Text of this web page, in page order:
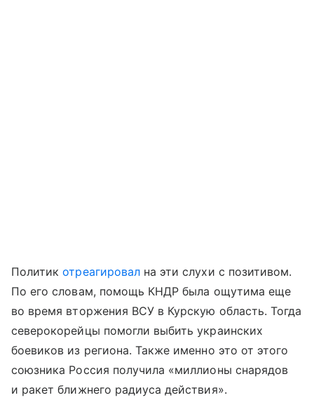
Политикотреагировална эти слухи с позитивом.
По его словам, помощь КНДР была ощутима еще
во время вторжения ВСУ в Курскую область. Тогда
северокорейцы помогли выбить украинских
боевиков из региона. Также именно это от этого
союзника Россия получила «миллионы снарядов
и ракет ближнего радиуса действия».